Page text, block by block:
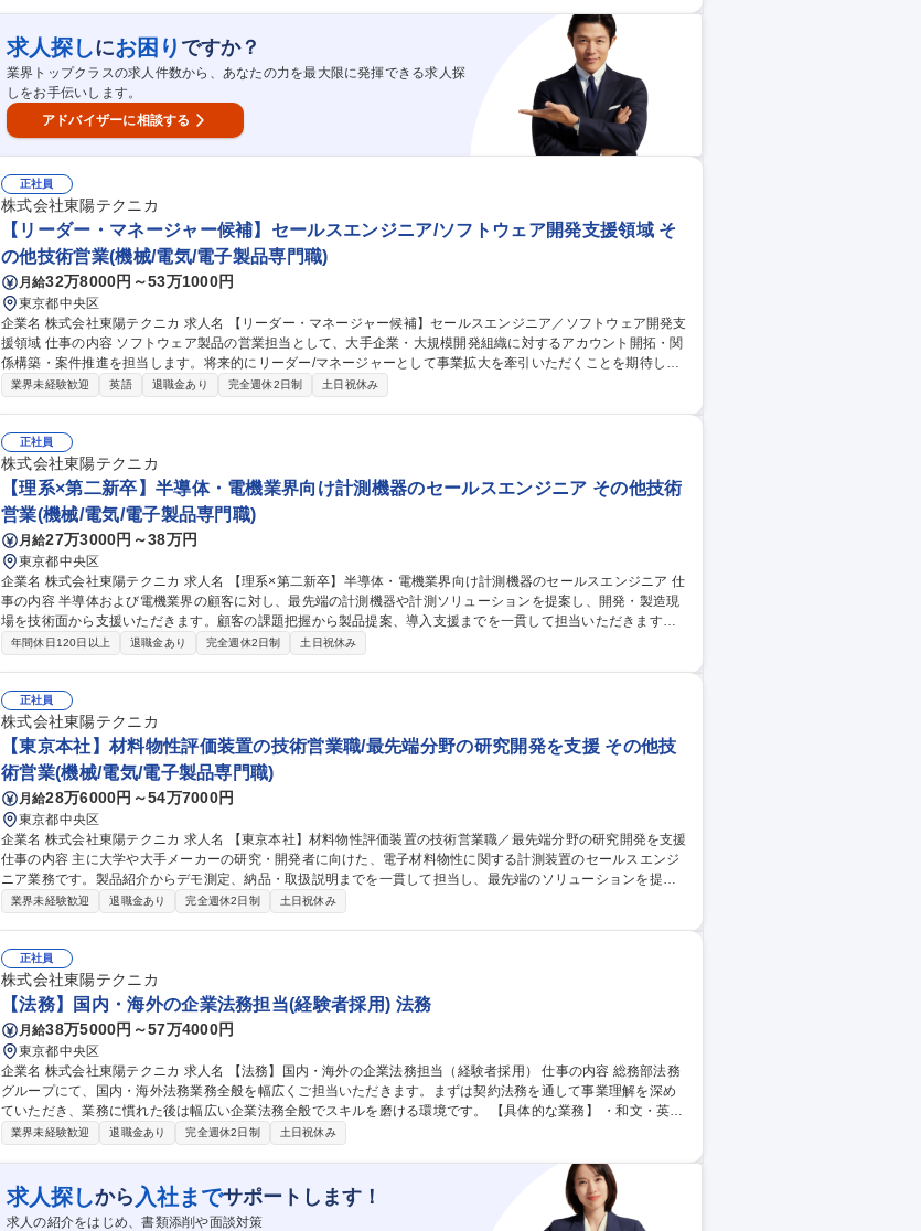
ジニア
求人探しにお困り ですか？
業界トップクラスの求人件数から、あなたの力を最大限に発揮できる求人探
しをお手伝いします。
アドバイザーに相談する
正社員
株式会社東陽テクニカ
【リーダー・マネージャー候補】セールスエンジニア/ソフトウェア開発支援領域 そ
の他技術営業(機械/電気/電子製品専門職)
月給32万8000円～53万1000円
東京都中央区
企業名 株式会社東陽テクニカ 求人名 【リーダー・マネージャー候補】セールスエンジニア／ソフトウェア開発支
援領域 仕事の内容 ソフトウェア製品の営業担当として、大手企業・大規模開発組織に対するアカウント開拓・関
係構築・案件推進を担当します。将来的にリーダー/マネージャーとして事業拡大を牽引いただくことを期待して
います。 ＜主要お取引先＞民間企業のソフトウェア開発部門／システムインテグレーター（SIer）、ITベンダー
援・育成、チームマネジメント 募集職種 【リーダー・マネージャー候補】セールスエンジニア／ソフトウェア開
発支援領域
業界未経験歓迎 英語 退職金あり 完全週休2日制 土日祝休み
正社員
株式会社東陽テクニカ
【理系×第二新卒】半導体・電機業界向け計測機器のセールスエンジニア その他技術
営業(機械/電気/電子製品専門職)
月給27万3000円～38万円
東京都中央区
企業名 株式会社東陽テクニカ 求人名 【理系×第二新卒】半導体・電機業界向け計測機器のセールスエンジニア 仕
事の内容 半導体および電機業界の顧客に対し、最先端の計測機器や計測ソリューションを提案し、開発・製造現
場を技術面から支援いただきます。顧客の課題把握から製品提案、導入支援までを一貫して担当いただきます。
顧客訪問により開発・製造現場の課題を把握し、最適な計測機器を提案していただきます。 製品デモの実施や技
計測機器のセールスエンジニア
年間休日120日以上 退職金あり 完全週休2日制 土日祝休み
正社員
株式会社東陽テクニカ
【東京本社】材料物性評価装置の技術営業職/最先端分野の研究開発を支援 その他技
術営業(機械/電気/電子製品専門職)
月給28万6000円～54万7000円
東京都中央区
企業名 株式会社東陽テクニカ 求人名 【東京本社】材料物性評価装置の技術営業職／最先端分野の研究開発を支援
仕事の内容 主に大学や大手メーカーの研究・開発者に向けた、電子材料物性に関する計測装置のセールスエンジ
ニア業務です。製品紹介からデモ測定、納品・取扱説明までを一貫して担当し、最先端のソリューションを提案
します。 【詳細】「半導体」「量子コンピュータ」「核融合」「超伝導」といった最先端分野の研究開発で用い
をダイレクトに実感できる非常にやりがいの大きな環境です。 募集職種 【東京本社】材料物性評価装置の技術営
業職／最先端分野の研究開発を支援
業界未経験歓迎 退職金あり 完全週休2日制 土日祝休み
正社員
株式会社東陽テクニカ
【法務】国内・海外の企業法務担当(経験者採用) 法務
月給38万5000円～57万4000円
東京都中央区
企業名 株式会社東陽テクニカ 求人名 【法務】国内・海外の企業法務担当（経験者採用） 仕事の内容 総務部法務
グループにて、国内・海外法務業務全般を幅広くご担当いただきます。まずは契約法務を通して事業理解を深め
ていただき、業務に慣れた後は幅広い企業法務全般でスキルを磨ける環境です。 【具体的な業務】 ・和文・英文
契約書の作成、審査、修正（和文7割／英文3割）／・社内法律相談、各種プロジェクトの支援業務、子会社への
／・特許や商標等の知的財産の取得、管理／・会社法務（取締役会事務局等）／・M&A案件の法務対応 ※特定分
野に限定されず、企業法務全般で活躍できます。 募集職種 【法務】国内・海外の企業法務担当（経験者採用）
業界未経験歓迎 退職金あり 完全週休2日制 土日祝休み
求人探しから 入社までサポートします！
求人の紹介をはじめ、書類添削や面談対策